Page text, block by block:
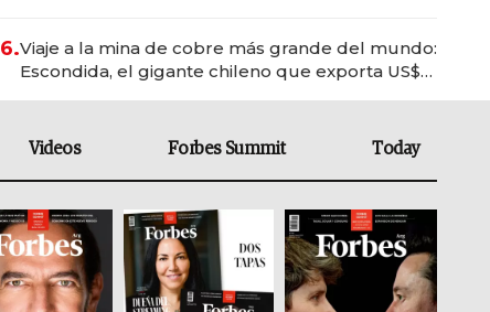
6.Viaje a la mina de cobre más grande del mundo:
Escondida, el gigante chileno que exporta US$
Videos Forbes Summit Today